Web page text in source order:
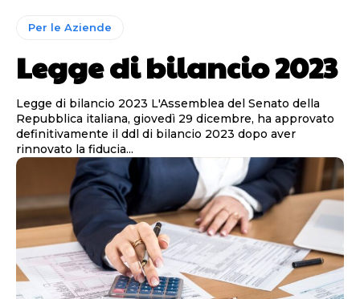
Per le Aziende
Legge di bilancio 2023
Legge di bilancio 2023 L'Assemblea del Senato della
Repubblica italiana, giovedì 29 dicembre, ha approvato
definitivamente il ddl di bilancio 2023 dopo aver
rinnovato la fiducia...